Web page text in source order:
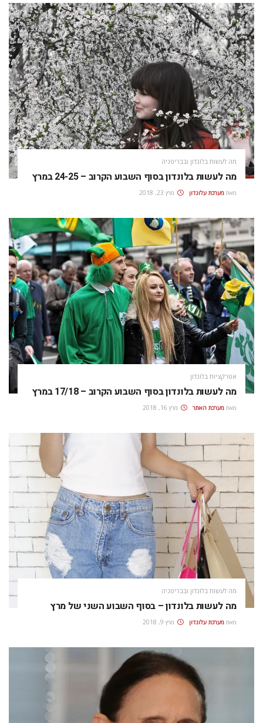
מה לעשות בלונדון ובבריטניה
מה לעשות בלונדון בסוף השבוע הקרוב – 24-25 במרץ
מאת מערכת עלונדון מרץ 23, 2018
אטרקציות בלונדון
מה לעשות בלונדון בסוף השבוע הקרוב – 17/18 במרץ
מאת מערכת האתר מרץ 16, 2018
מה לעשות בלונדון ובבריטניה
מה לעשות בלונדון – בסוף השבוע השני של מרץ
מאת מערכת עלונדון מרץ 9, 2018